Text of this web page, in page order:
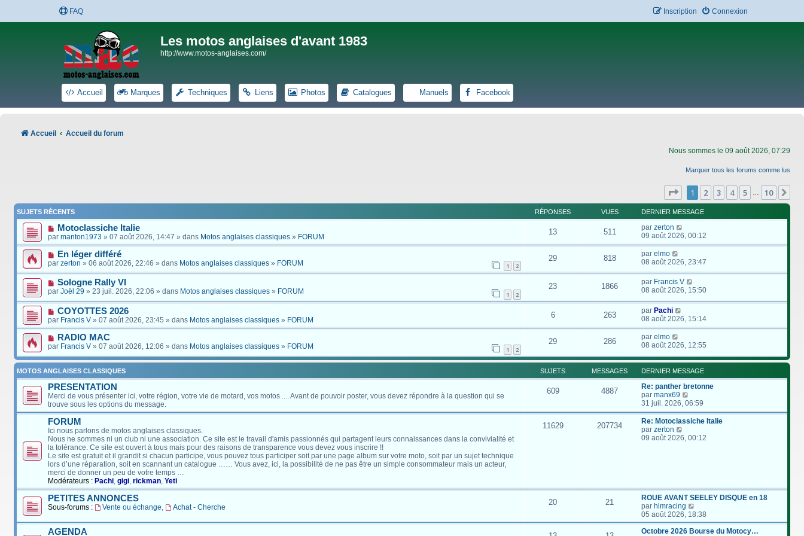
FAQ Connexion
Inscription
Les motos anglaises d'avant 1983
http://www.motos-anglaises.com/
Accueil Marques Techniques Liens Photos Catalogues Manuels Facebook
Accueil Accueil du forum
Nous sommes le 09 août 2026, 07:29
Marquer tous les forums comme lus
Page 1sur10
1 2 3 4 5 10
SUJETS RÉCENTS RÉPONSES VUES DERNIER MESSAGE
Motoclassiche Italie
par manton1973 » 07 août 2026, 14:47 » dans Motos anglaises classiques » FORUM
13 511 par zerton
09 août 2026, 00:12
En léger différé
1 2
par zerton » 06 août 2026, 22:46 » dans Motos anglaises classiques » FORUM
29 818 par elmo
08 août 2026, 23:47
Sologne Rally VI
1 2
par Joël 29 » 23 juil. 2026, 22:06 » dans Motos anglaises classiques » FORUM
23 1866 par Francis V
08 août 2026, 15:50
COYOTTES 2026
par Francis V » 07 août 2026, 23:45 » dans Motos anglaises classiques » FORUM
6 263 par Pachi
08 août 2026, 15:14
RADIO MAC
1 2
par Francis V » 07 août 2026, 12:06 » dans Motos anglaises classiques » FORUM
29 286 par elmo
08 août 2026, 12:55
MOTOS ANGLAISES CLASSIQUES SUJETS MESSAGES DERNIER MESSAGE
PRESENTATION
Merci de vous présenter ici, votre région, votre vie de motard, vos motos .... Avant de pouvoir poster, vous devez répondre à la question qui se
trouve sous les options du message.
609 4887
Re: panther bretonne
par manx69
o
n
s
l
e
r
n
e
31 juil. 2026, 06:59
FORUM
Ici nous parlons de motos anglaises classiques.
Nous ne sommes ni un club ni une association. Ce site est le travail d'amis passionnés qui partagent leurs connaissances dans la convivialité et
la tolérance. Ce site est ouvert à tous mais pour des raisons de transparence vous devez vous inscrire !!
Le site est gratuit et il grandit si chacun participe, vous pouvez tous participer soit par une page album sur votre moto, soit par un sujet technique
lors d’une réparation, soit en scannant un catalogue …… Vous avez, ici, la possibilité de ne pas être un simple consommateur mais un acteur,
merci de donner un peu de votre temps …
Modérateurs : Pachi, gigi, rickman, Yeti
11629 207734
Re: Motoclassiche Italie
par zerton
o
e
r
l
e
d
e
09 août 2026, 00:12
PETITES ANNONCES
Sous-forums : Vente ou échange, Achat - Cherche
20 21
ROUE AVANT SEELEY DISQUE en 18
par hlmracing
o
n
s
05 août 2026, 18:38
AGENDA
Octobre 2026 Bourse du Motocy…